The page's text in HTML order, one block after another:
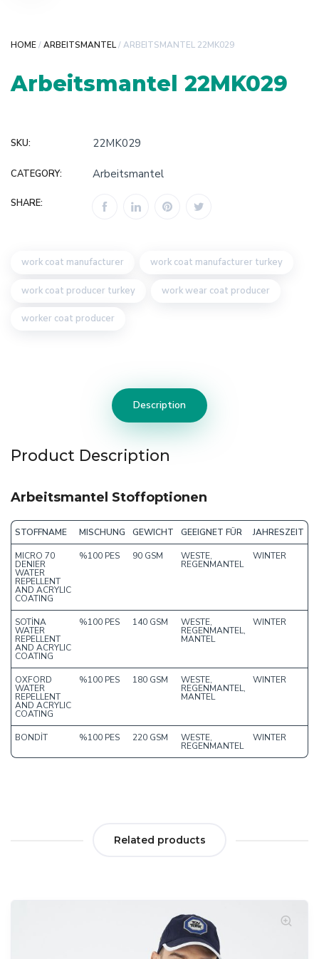
HOME/ARBEITSMANTEL/ ARBEITSMANTEL 22MK029
Arbeitsmantel 22MK029
SKU: 22MK029
CATEGORY: Arbeitsmantel
SHARE:
work coat manufacturer work coat manufacturer turkey
work coat producer turkey work wear coat producer
worker coat producer
Description
Product Description
Arbeitsmantel Stoffoptionen
STOFFNAME MISCHUNG GEWICHT GEEIGNET FÜR JAHRESZEIT
MICRO 70
DENIER
WATER
REPELLENT
AND ACRYLIC
COATING
%100 PES 90 GSM WESTE,
REGENMANTEL
WINTER
SOTİNA
WATER
REPELLENT
AND ACRYLIC
COATING
%100 PES 140 GSM WESTE,
REGENMANTEL,
MANTEL
WINTER
OXFORD
WATER
REPELLENT
AND ACRYLIC
COATING
%100 PES 180 GSM WESTE,
REGENMANTEL,
MANTEL
WINTER
BONDİT %100 PES 220 GSM WESTE,
REGENMANTEL
WINTER
Related products